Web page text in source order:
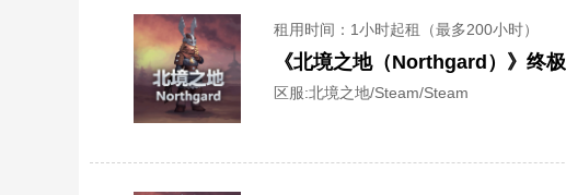
租用时间 ：1小时起租（最多200小时）
《北境之地（Northgard）》终
区服:北境之地/Steam/Steam